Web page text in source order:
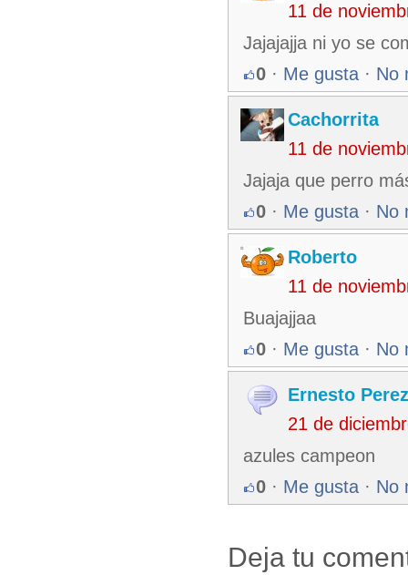
11 de
Jajajajja ni yo se
0 · Me gusta · No
Cachorrita
11 de
Jajaja que perro
0 · Me gusta · No
Roberto
11 de
Buajajjaa
0 · Me gusta · No
Ernesto Perez
21 de
azules campeon
0 · Me gusta · No
Deja tu